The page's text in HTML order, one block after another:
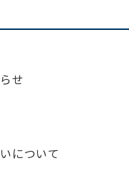
せ
について